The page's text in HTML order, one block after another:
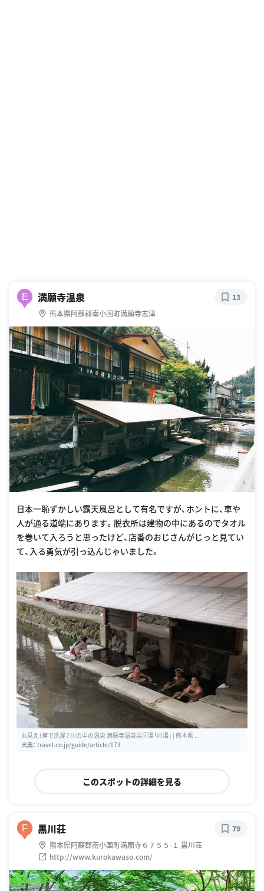
E 満願寺温泉
熊本県阿蘇郡南小国町満願寺志津
13
日本一恥ずかしい露天風呂として有名ですが、ホントに、車や
人が通る道端にあります。脱衣所は建物の中にあるのでタオル
を巻いて入ろうと思ったけど、店番のおじさんがじっと見てい
て、入る勇気が引っ込んじゃいました。
丸見え！横で洗濯？川の中の温泉 満願寺温泉共同湯「川湯」 | 熊本県 ...
出典： travel.co.jp/guide/article/173
このスポットの詳細を見る
F 黒川荘
熊本県阿蘇郡南小国町満願寺６７５５-１ 黒川荘
http://www.kurokawaso.com/
79